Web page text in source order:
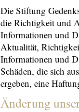
Die Stiftung
die Richtigkeit und
Informationen und
Aktualität,
Informationen und
Schäden, die sich
ergeben, eine
Änderung